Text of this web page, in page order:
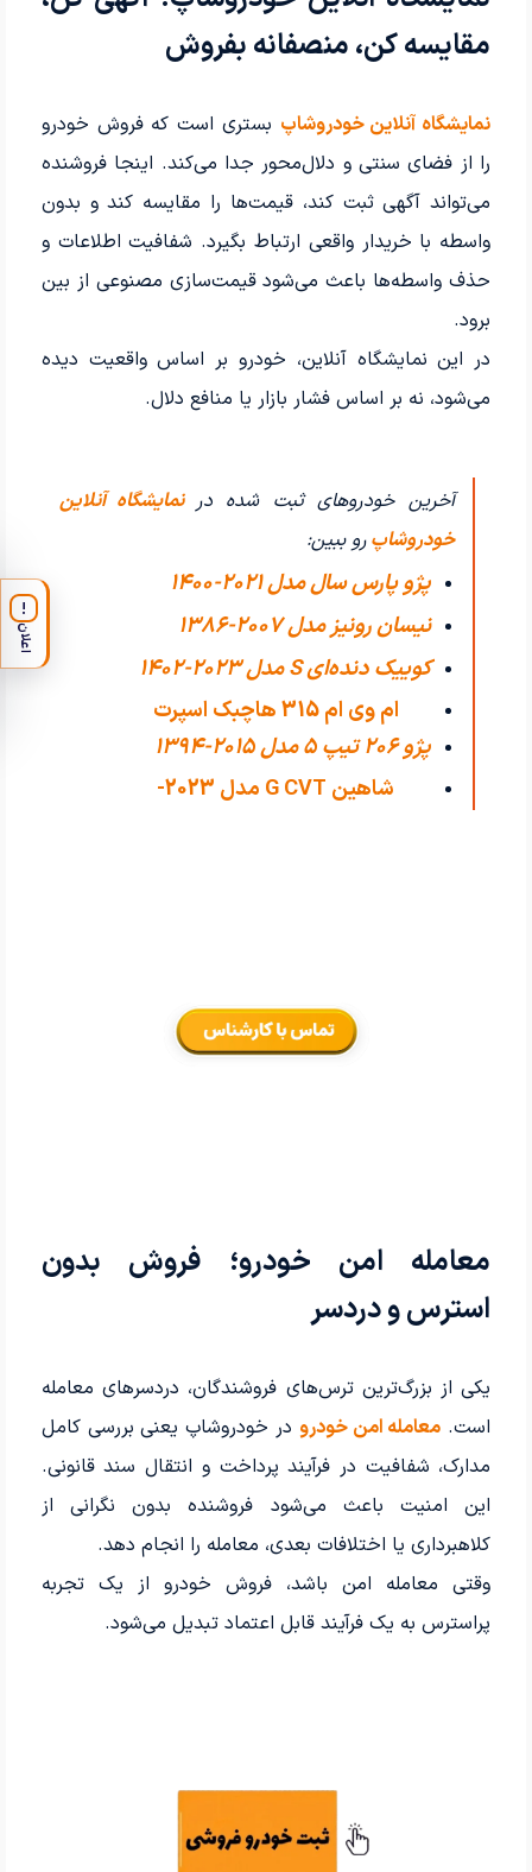
مقایسه کن، منصفانه بفروش
نمایشگاه آنلاین خودروشاپ بستری است که فروش خودرو
را از فضای سنتی و دلال‌محور جدا می‌کند. اینجا فروشنده
می‌تواند آگهی ثبت کند، قیمت‌ها را مقایسه کند و بدون
واسطه با خریدار واقعی ارتباط بگیرد. شفافیت اطلاعات و
حذف واسطه‌ها باعث می‌شود قیمت‌سازی مصنوعی از بین
برود.
در این نمایشگاه آنلاین، خودرو بر اساس واقعیت دیده
می‌شود، نه بر اساس فشار بازار یا منافع دلال.
آخرین خودروهای ثبت شده در نمایشگاه آنلاین
خودروشاپرو ببین:
پژو پارس سال مدل 2021-1400
نیسان رونیز مدل 2007-1386
کوییک دنده‌ای S مدل 2023-1402
ام وی ام 315 هاچبک اسپرت
اکسلنت مدل
پژو 206 تیپ ۵ مدل 2015-1394
شاهین G CVT مدل 2023-
معامله امن خودرو؛ فروش بدون
استرس و دردسر
یکی از بزرگ‌ترین ترس‌های فروشندگان، دردسرهای معامله
است. معامله امن خودرو در خودروشاپ یعنی بررسی کامل
مدارک، شفافیت در فرآیند پرداخت و انتقال سند قانونی.
این امنیت باعث می‌شود فروشنده بدون نگرانی از
کلاهبرداری یا اختلافات بعدی، معامله را انجام دهد.
وقتی معامله امن باشد، فروش خودرو از یک تجربه
پراسترس به یک فرآیند قابل اعتماد تبدیل می‌شود.
!
اعلان